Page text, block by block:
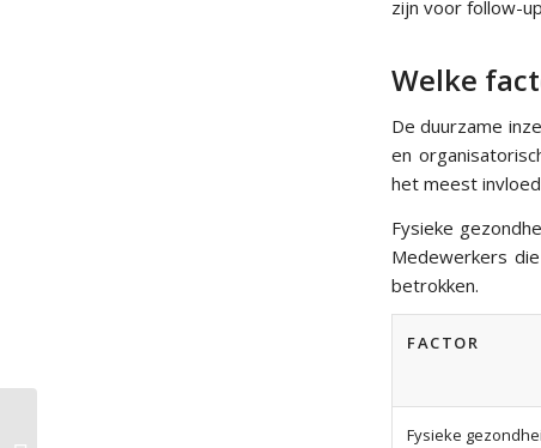
zijn voor follow-
Welke
De duurzame
en
het meest
Fysieke
Medewerkers
betrokken.
FACTOR
Fysieke